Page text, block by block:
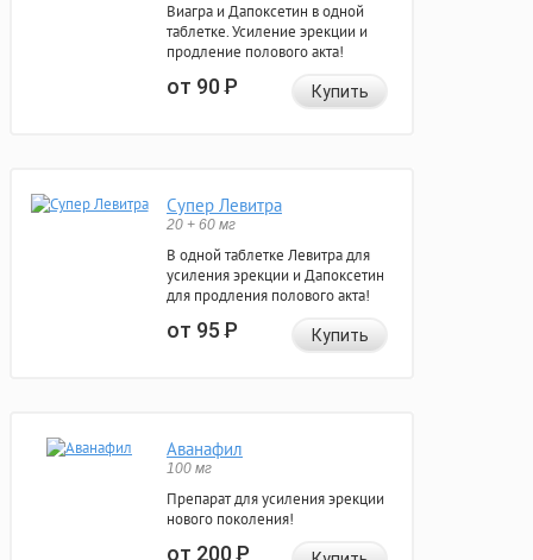
Виагра и Дапоксетин в одной
таблетке. Усиление эрекции и
продление полового акта!
от 90Р Купить
Супер Левитра
20 + 60 мг
В одной таблетке Левитра для
усиления эрекции и Дапоксетин
для продления полового акта!
от 95Р Купить
Аванафил
100 мг
Препарат для усиления эрекции
нового поколения!
от 200Р